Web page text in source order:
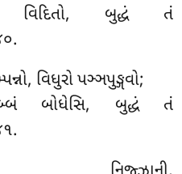
વિદિતો, બુદ્ધં તં
વિધુરો પઞ્ઞપુઙ્ગવો;
બોધેસિ, બુદ્ધં તં